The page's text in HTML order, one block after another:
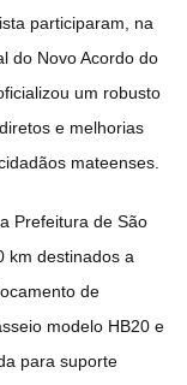
participaram, na
do Novo Acordo do
um robusto
e melhorias
mateenses.
Prefeitura de São
km destinados a
de
modelo HB20 e
para suporte